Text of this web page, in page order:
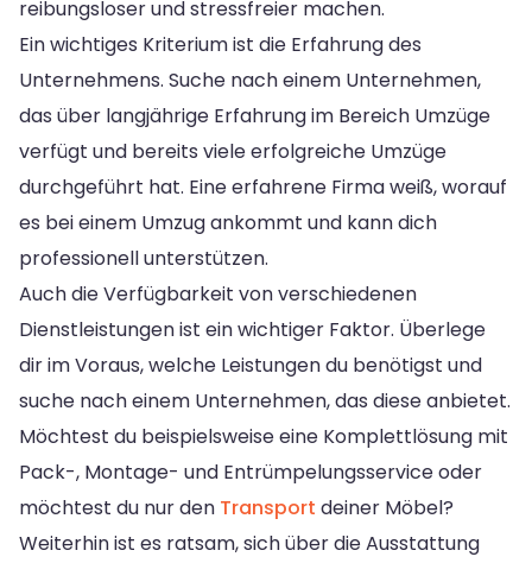
reibungsloser und stressfreier machen.
Ein wichtiges Kriterium ist die Erfahrung des
Unternehmens. Suche nach einem Unternehmen,
das über langjährige Erfahrung im Bereich Umzüge
verfügt und bereits viele erfolgreiche Umzüge
durchgeführt hat. Eine erfahrene Firma weiß, worauf
es bei einem Umzug ankommt und kann dich
professionell unterstützen.
Auch die Verfügbarkeit von verschiedenen
Dienstleistungen ist ein wichtiger Faktor. Überlege
dir im Voraus, welche Leistungen du benötigst und
suche nach einem Unternehmen, das diese anbietet.
Möchtest du beispielsweise eine Komplettlösung mit
Pack-, Montage- und Entrümpelungsservice oder
möchtest du nur den Transport deiner Möbel?
Weiterhin ist es ratsam, sich über die Ausstattung